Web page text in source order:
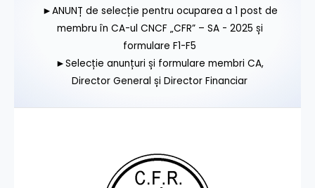
►ANUNȚ de selecție pentru ocuparea a 1 post de
membru în CA-ul CNCF „CFR” – SA - 2025 și
formulare F1-F5
►Selecție anunțuri și formulare membri CA,
Director General și Director Financiar